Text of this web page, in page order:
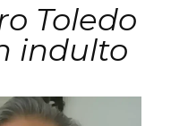
Toledo
indulto